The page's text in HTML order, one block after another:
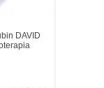
DAVID